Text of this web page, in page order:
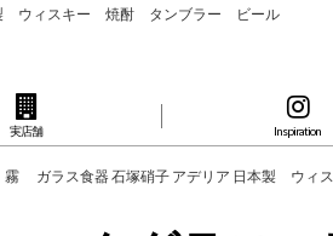
ウィスキー 焼酎 タンブラー ビール
実店舗 Inspiration
ガラス食器 石塚硝子 アデリア 日本製 ウ